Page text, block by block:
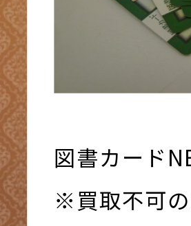
図書カード
※買取不可